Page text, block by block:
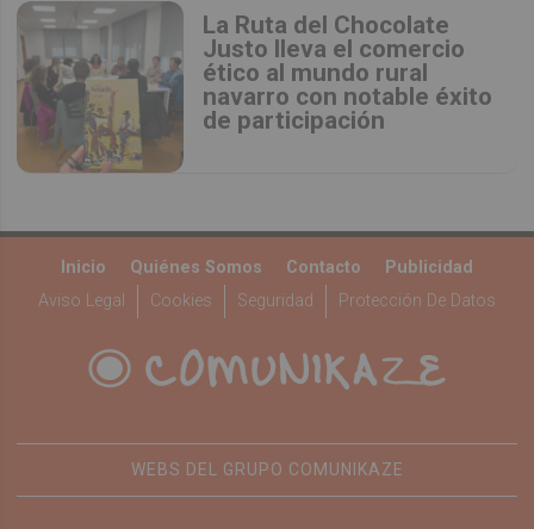
La Ruta del Chocolate
Justo lleva el comercio
ético al mundo rural
navarro con notable éxito
de participación
Inicio Quiénes Somos Contacto
Publicidad
Aviso Legal
Cookies Seguridad Protección De Datos
WEBS DEL GRUPO COMUNIKAZE